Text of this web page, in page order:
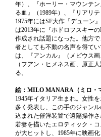
年）、『ホーリー・マウンテ
る血』（1989年）、『リアリ
1975年にはSF大作『デューン
は2013年に『ホドロフスキー
作成され話題になった。他方
者としても不動の名声を得て
は、『アンカル』（メビウス
（フアン・ヒメネス画、原正
る。
絵：MILO MANARA（ミロ・
1945年イタリア生まれ。女性
多く発表し、この手のジャン
込まれた催淫装置で遠隔操作
若妻を描いたエロティック・
が大ヒットし、1985年に映画